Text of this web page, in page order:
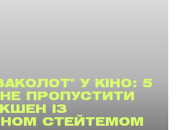
У КІНО: 5
ПРОПУСТИТИ
ІЗ
СТЕЙТЕМОМ